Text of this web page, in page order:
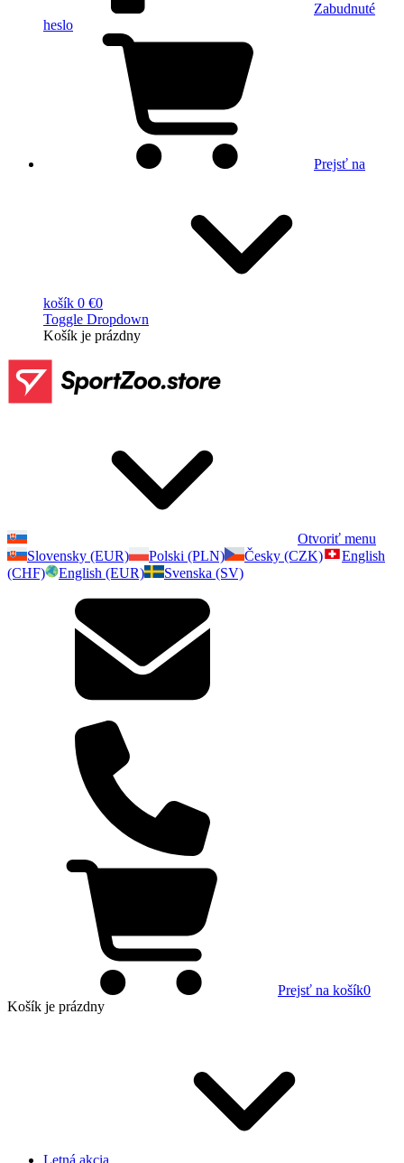
Zabudnuté
heslo
Prejsť na
košík 0 €0
Toggle Dropdown
Košík je prázdny
Otvoriť menu
Slovensky (EUR)
Polski (PLN) Česky (CZK)
English
(CHF)
English (EUR) Svenska (SV)
Prejsť na košík0
Košík je prázdny
Letná akcia